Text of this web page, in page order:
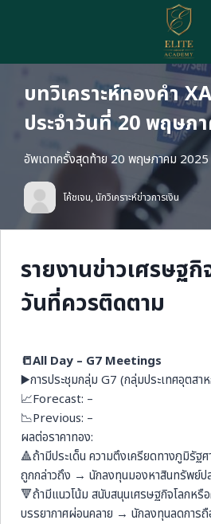
บทวิเคราะห์ทองคำ
ประจำวันที่ 20 พฤษภ
อัพเดทครั้งสุดท้าย 20 พฤษภาคม 2025
โค้ชเจน, นักวิเคราะห์ข่าวการเงิน
รายงานข่าวเศรษฐ
วันที่ควรติดตาม
📒All Day – G7 Meetings
▶️การประชุมกลุ่ม G7 (กลุ่มประเทศอุตสา
📈Forecast: –
📉Previous: –
ผลต่อราคาทอง:
🔺ถ้ามีประเด็น ความตึงเครียดทางภูมิรัฐ
ถูกกล่าวถึง → นักลงทุนมองหาสินทรัพย์
🔻ถ้ามีแนวโน้ม สนับสนุนเศรษฐกิจโลกหรื
บรรยากาศผ่อนคลาย → นักลงทุนลดการ